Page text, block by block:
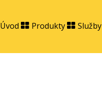
Úvod Produkty Služby